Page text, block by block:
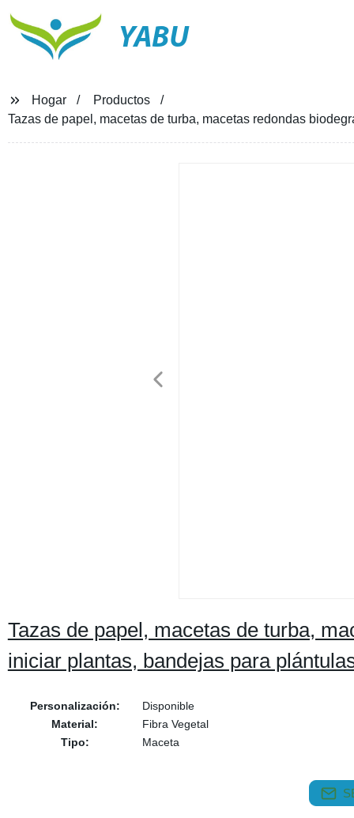
YABU
Hogar
Productos
Tazas de papel, macetas de turba, macetas redondas
Tazas de papel, macetas de turba,
iniciar plantas, bandejas para
Personalización:
Disponible
Material:
Fibra Vegetal
Tipo:
Maceta